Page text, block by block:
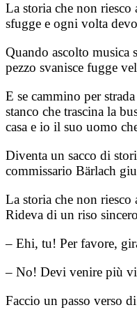
La storia che non riesco
sfugge e ogni volta
Quando ascolto musica
pezzo svanisce fugge
E se cammino per
stanco che trascina la
casa e io il suo uomo
Diventa un sacco di
commissario Bärlach
La storia che non riesco
Rideva di un riso
– Ehi, tu! Per favore,
– No! Devi venire più
Faccio un passo verso